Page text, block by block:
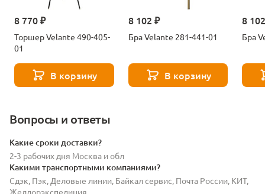
8 770 ₽
Торшер Velante 490-405-
01
В корзину
8 102 ₽
Бра Velante 281-441-01
В корзину
8
Бра
Вопросы и ответы
Какие сроки доставки?
2-3 рабочих дня Москва и обл
Какими транспортными компаниями?
Сдэк, Пэк, Деловые линии, Байкал сервис, Почта России, КИТ,
Желдорэкспедиция